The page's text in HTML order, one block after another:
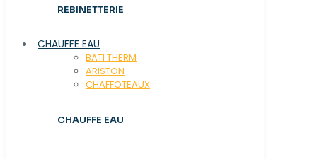
REBINETTERIE
CHAUFFE EAU
BATI THERM
ARISTON
CHAFFOTEAUX
CHAUFFE EAU